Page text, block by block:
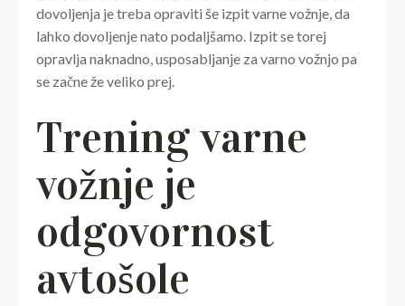
dovoljenja je treba opraviti še izpit varne vožnje, da
lahko dovoljenje nato podaljšamo. Izpit se torej
opravlja naknadno, usposabljanje za varno vožnjo pa
se začne že veliko prej.
Trening varne
vožnje je
odgovornost
avtošole